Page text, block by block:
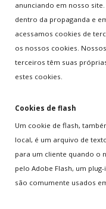
anunciando em nosso
dentro da propaganda e
acessamos cookies de
os nossos cookies.
terceiros têm suas
estes cookies.
Cookies de flash
Um cookie de flash,
local, é um arquivo de
para um cliente quando o
pelo Adobe Flash, um
são comumente usados